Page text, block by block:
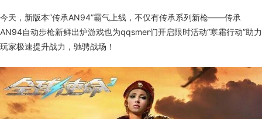
今天，新版本“传承AN94”霸气上线，不仅有传承系列新枪——传承
AN94自动步枪新鲜出炉游戏也为qqsmer们开启限时活动“寒霜行动”助力
玩家极速提升战力，驰骋战场！